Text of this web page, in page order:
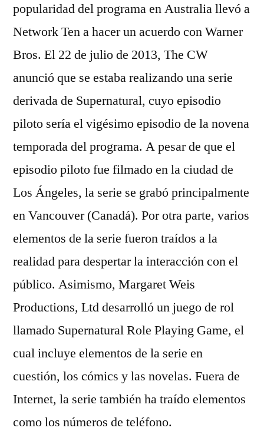
popularidad del programa en Australia llevó a
Network Ten a hacer un acuerdo con Warner
Bros. El 22 de julio de 2013, The CW
anunció que se estaba realizando una serie
derivada de Supernatural, cuyo episodio
piloto sería el vigésimo episodio de la novena
temporada del programa. A pesar de que el
episodio piloto fue filmado en la ciudad de
Los Ángeles, la serie se grabó principalmente
en Vancouver (Canadá). Por otra parte, varios
elementos de la serie fueron traídos a la
realidad para despertar la interacción con el
público. Asimismo, Margaret Weis
Productions, Ltd desarrolló un juego de rol
llamado Supernatural Role Playing Game, el
cual incluye elementos de la serie en
cuestión, los cómics y las novelas. Fuera de
Internet, la serie también ha traído elementos
como los números de teléfono.